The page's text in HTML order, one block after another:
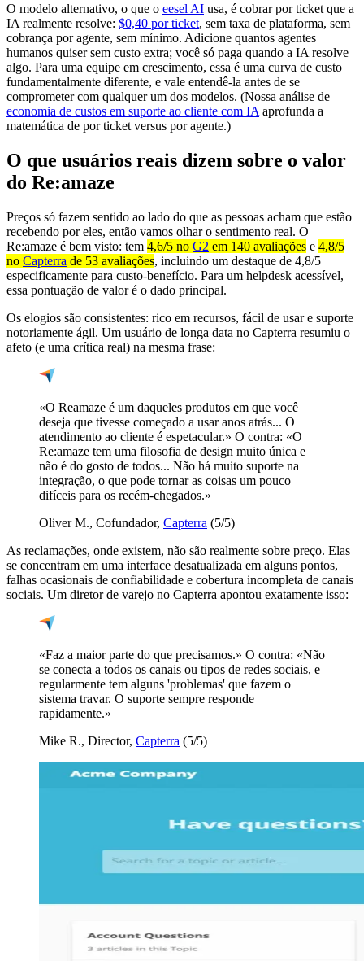
O modelo alternativo, o que o eesel AI usa, é cobrar por ticket que a
IA realmente resolve: $0,40 por ticket, sem taxa de plataforma, sem
cobrança por agente, sem mínimo. Adicione quantos agentes
humanos quiser sem custo extra; você só paga quando a IA resolve
algo. Para uma equipe em crescimento, essa é uma curva de custo
fundamentalmente diferente, e vale entendê-la antes de se
comprometer com qualquer um dos modelos. (Nossa análise de
economia de custos em suporte ao cliente com IA aprofunda a
matemática de por ticket versus por agente.)
O que usuários reais dizem sobre o valor
do Re:amaze
Preços só fazem sentido ao lado do que as pessoas acham que estão
recebendo por eles, então vamos olhar o sentimento real. O
Re:amaze é bem visto: tem 4,6/5 no G2 em 140 avaliações e 4,8/5
no Capterra de 53 avaliações, incluindo um destaque de 4,8/5
especificamente para custo-benefício. Para um helpdesk acessível,
essa pontuação de valor é o dado principal.
Os elogios são consistentes: rico em recursos, fácil de usar e suporte
notoriamente ágil. Um usuário de longa data no Capterra resumiu o
afeto (e uma crítica real) na mesma frase:
«O Reamaze é um daqueles produtos em que você
deseja que tivesse começado a usar anos atrás... O
atendimento ao cliente é espetacular.» O contra: «O
Re:amaze tem uma filosofia de design muito única e
não é do gosto de todos... Não há muito suporte na
integração, o que pode tornar as coisas um pouco
difíceis para os recém-chegados.»
Oliver M., Cofundador, Capterra (5/5)
As reclamações, onde existem, não são realmente sobre preço. Elas
se concentram em uma interface desatualizada em alguns pontos,
falhas ocasionais de confiabilidade e cobertura incompleta de canais
sociais. Um diretor de varejo no Capterra apontou exatamente isso:
«Faz a maior parte do que precisamos.» O contra: «Não
se conecta a todos os canais ou tipos de redes sociais, e
regularmente tem alguns 'problemas' que fazem o
sistema travar. O suporte sempre responde
rapidamente.»
Mike R., Director, Capterra (5/5)